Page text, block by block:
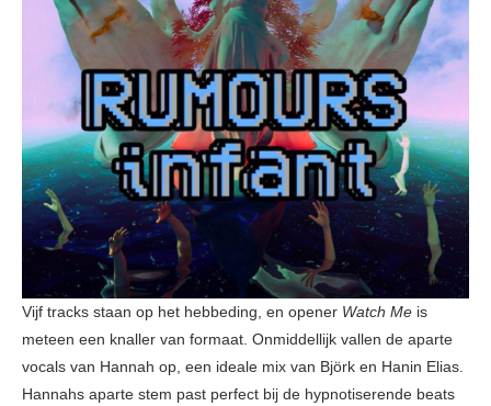
Vijf tracks staan op het hebbeding, en opener Watch Me is
meteen een knaller van formaat. Onmiddellijk vallen de aparte
vocals van Hannah op, een ideale mix van Björk en Hanin Elias.
Hannahs aparte stem past perfect bij de hypnotiserende beats